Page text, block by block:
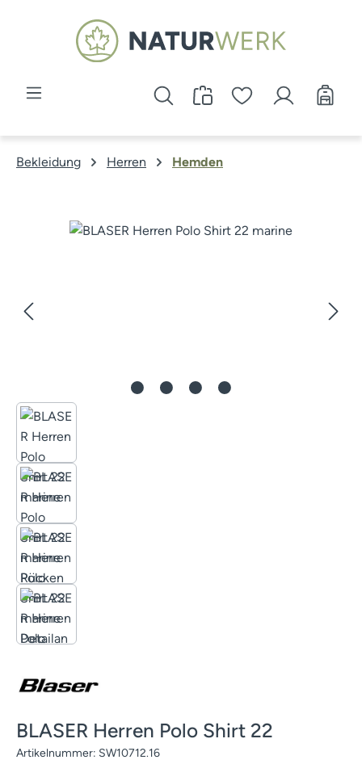
Zum Hauptinhalt springen
Bekleidung Herren Hemden
Bildergalerie überspringen
BLASER Herren Polo Shirt 22
Artikelnummer: SW10712.16